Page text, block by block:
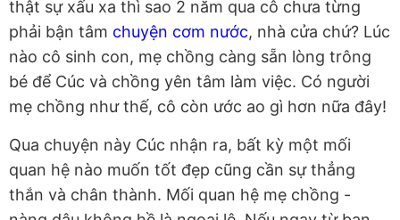
thật sự xấu xa thì sao 2 năm qua cô chưa từng
phải bận tâm chuyện cơm nước, nhà cửa chứ? Lúc
nào cô sinh con, mẹ chồng càng sẵn lòng trông
bé để Cúc và chồng yên tâm làm việc. Có người
mẹ chồng như thế, cô còn ước ao gì hơn nữa đây!
Qua chuyện này Cúc nhận ra, bất kỳ một mối
quan hệ nào muốn tốt đẹp cũng cần sự thẳng
thắn và chân thành. Mối quan hệ mẹ chồng -